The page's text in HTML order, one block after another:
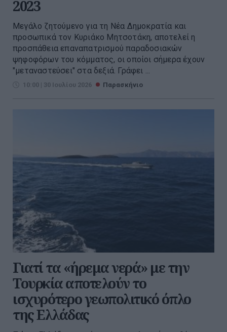
2023
Μεγάλο ζητούμενο για τη Νέα Δημοκρατία και
προσωπικά τον Κυριάκο Μητσοτάκη, αποτελεί η
προσπάθεια επαναπατρισμού παραδοσιακών
ψηφοφόρων του κόμματος, οι οποίοι σήμερα έχουν
"μεταναστεύσει" στα δεξιά. Γράφει ...
10:00 | 30 Ιουλίου 2026 Παρασκήνιο
Γιατί τα «ήρεμα νερά» με την
Τουρκία αποτελούν το
ισχυρότερο γεωπολιτικό όπλο
της Ελλάδας